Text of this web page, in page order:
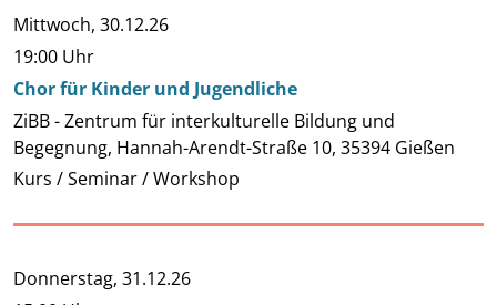
Mittwoch, 30.12.26
19:00 Uhr
Chor für Kinder und Jugendliche
ZiBB - Zentrum für interkulturelle Bildung und
Begegnung, Hannah-Arendt-Straße 10, 35394 Gießen
Kurs / Seminar / Workshop
Donnerstag, 31.12.26